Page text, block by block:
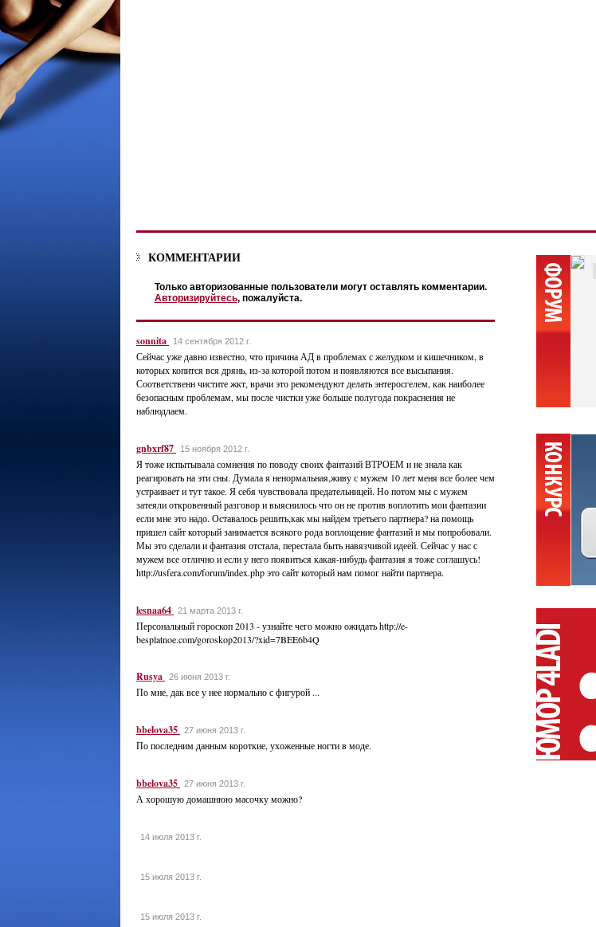
КОММЕНТАРИИ
Только авторизованные пользователи могут оставлять комментарии.
Авторизируйтесь, пожалуйста.
sonnita 14 сентября 2012 г.
Сейчас уже давно известно, что причина АД в проблемах с желудком и кишечником, в
которых копится вся дрянь, из-за которой потом и появляются все высыпания.
Соответственн чистите жкт, врачи это рекомендуют делать энтеросгелем, как наиболее
безопасным проблемам, мы после чистки уже больше полугода покраснения не
наблюдлаем.
gnbxrf87 15 ноября 2012 г.
Я тоже испытывала сомнения по поводу своих фантазий ВТРОЕМ и не знала как
реагировать на эти сны. Думала я ненормальная,живу с мужем 10 лет меня все более чем
устраивает и тут такое. Я себя чувствовала предательницей. Но потом мы с мужем
затеяли откровенный разговор и выяснилось что он не против воплотить мои фантазии
если мне это надо. Оставалось решить,как мы найдем третьего партнера? на помощь
пришел сайт который занимается всякого рода воплощение фантазий и мы попробовали.
Мы это сделали и фантазия отстала, перестала быть навязчивой идеей. Сейчас у нас с
мужем все отлично и если у него появиться какая-нибудь фантазия я тоже соглашусь!
http://usfera.com/forum/index.php это сайт который нам помог найти партнера.
lesnaa64 21 марта 2013 г.
Персональный гороскоп 2013 - узнайте чего можно ожидать http://e-
besplatnoe.com/goroskop2013/?xid=7BEE6b4Q
Rusya 26 июня 2013 г.
По мне, дак все у нее нормально с фигурой ...
bbelova35 27 июня 2013 г.
По последним данным короткие, ухоженные ногти в моде.
bbelova35 27 июня 2013 г.
А хорошую домашнюю масочку можно?
14 июля 2013 г.
15 июля 2013 г.
15 июля 2013 г.